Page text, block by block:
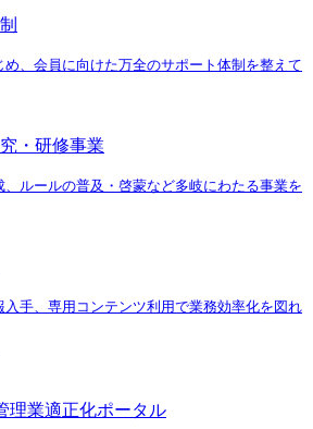
、会員に向けた万全のサポート体制を整えて
・研修事業
ルールの普及・啓蒙など多岐にわたる事業を
入手、専用コンテンツ利用で業務効率化を図れ
理業適正化ポータル